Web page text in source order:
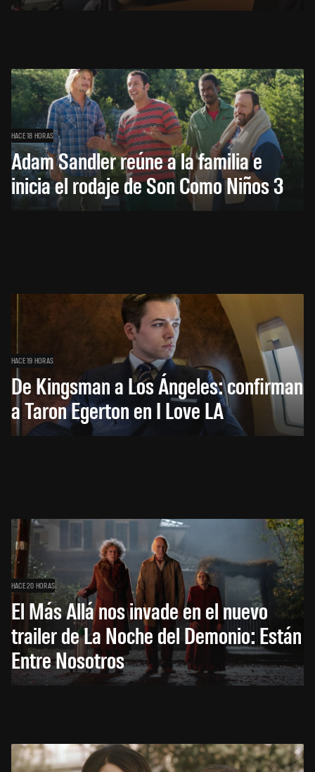
HACE 18 HORAS
Adam Sandler reúne a la familia e
inicia el rodaje de Son Como Niños 3
HACE 19 HORAS
De Kingsman a Los Ángeles: confirman
a Taron Egerton en I Love LA
HACE 20 HORAS
El Más Allá nos invade en el nuevo
trailer de La Noche del Demonio: Están
Entre Nosotros